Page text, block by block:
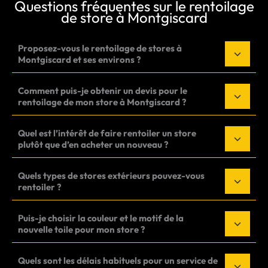
Questions fréquentes sur le rentoilage
de store à Montgiscard
Proposez-vous le rentoilage de stores à
Montgiscard et ses environs ?
Comment puis-je obtenir un devis pour le
rentoilage de mon store à Montgiscard ?
Quel est l’intérêt de faire rentoiler un store
plutôt que d’en acheter un nouveau ?
Quels types de stores extérieurs pouvez-vous
rentoiler ?
Puis-je choisir la couleur et le motif de la
nouvelle toile pour mon store ?
Quels sont les délais habituels pour un service de